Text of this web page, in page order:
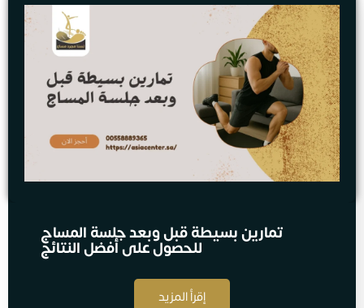
تمارين بسيطة قبل وبعد جلسة المساج
للحصول على أفضل النتائج
إقرأ المزيد